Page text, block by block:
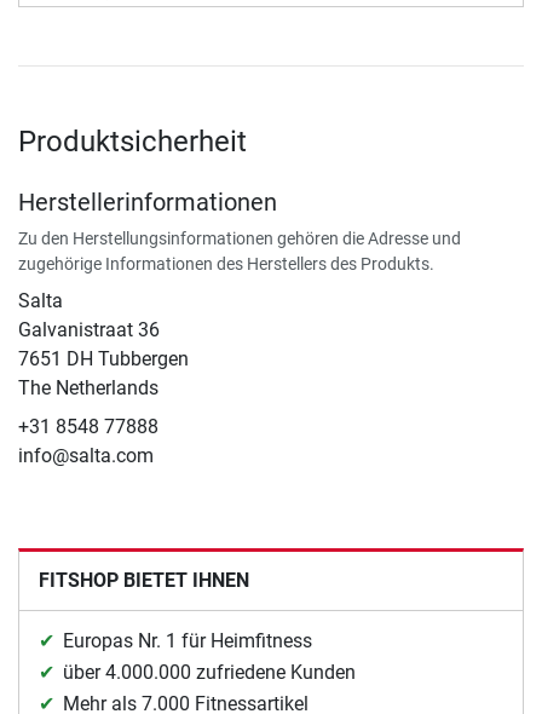
Produktsicherheit
Herstellerinformationen
Zu den Herstellungsinformationen gehören die Adresse und
zugehörige Informationen des Herstellers des Produkts.
Salta
Galvanistraat 36
7651 DH Tubbergen
The Netherlands
+31 8548 77888
info@salta.com
FITSHOP BIETET IHNEN
Europas Nr. 1 für Heimfitness
über 4.000.000 zufriedene Kunden
Mehr als 7.000 Fitnessartikel